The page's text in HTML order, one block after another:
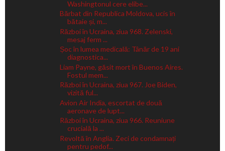
Washingtonul cere elibe...
Bărbat din Republica Moldova, ucis în
bătaie și, m...
Război în Ucraina, ziua 968. Zelenski,
mesaj ferm ...
Șoc în lumea medicală: Tânăr de 19 ani
diagnostica...
Liam Payne, găsit mort în Buenos Aires.
Fostul mem...
Război în Ucraina, ziua 967. Joe Biden,
vizită ful...
Avion Air India, escortat de două
aeronave de lupt...
Război în Ucraina, ziua 966. Reuniune
crucială la ...
Revoltă în Anglia. Zeci de condamnați
pentru pedof...